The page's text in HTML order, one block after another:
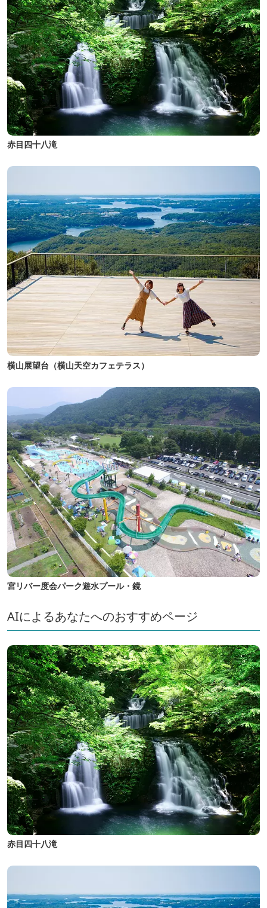
赤目四十八滝
横山展望台（横山天空カフェテラス）
宮リバー度会パーク遊水プール・鏡
AIによるあなたへのおすすめページ
赤目四十八滝